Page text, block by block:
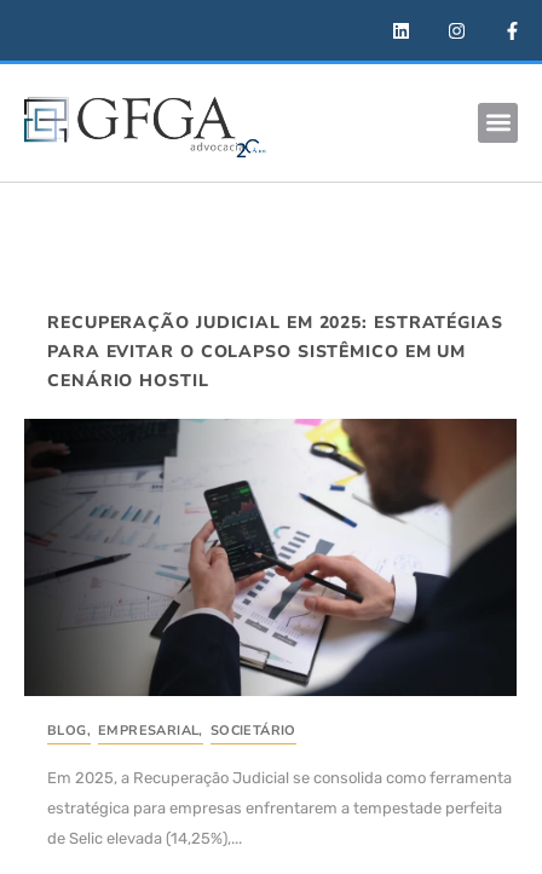
RECUPERAÇÃO JUDICIAL EM 2025: ESTRATÉGIAS
PARA EVITAR O COLAPSO SISTÊMICO EM UM
CENÁRIO HOSTIL
BLOG, EMPRESARIAL, SOCIETÁRIO
Em 2025, a Recuperação Judicial se consolida como ferramenta
estratégica para empresas enfrentarem a tempestade perfeita
de Selic elevada (14,25%),...